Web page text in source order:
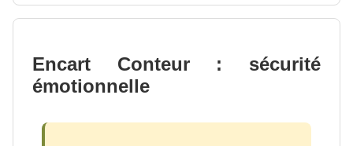
Encart Conteur : sécurité
émotionnelle